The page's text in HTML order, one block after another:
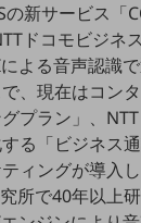
針
ト
の新サービス「
ドコモビジネ
よる音声認識
、現在はコン
グプラン」、
る「ビジネス
ィングが導入
所で40年以上